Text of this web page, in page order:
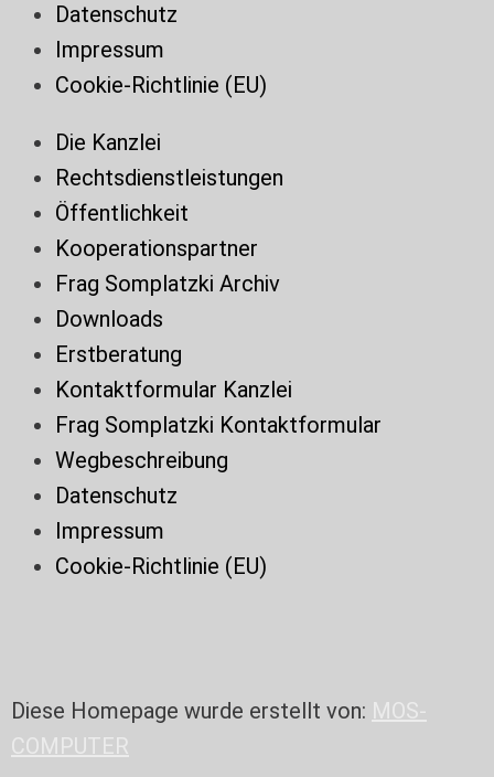
Datenschutz
Impressum
Cookie-Richtlinie (EU)
Die Kanzlei
Rechtsdienstleistungen
Öffentlichkeit
Kooperationspartner
Frag Somplatzki Archiv
Downloads
Erstberatung
Kontaktformular Kanzlei
Frag Somplatzki Kontaktformular
Wegbeschreibung
Datenschutz
Impressum
Cookie-Richtlinie (EU)
Diese Homepage wurde erstellt von: MOS-
COMPUTER